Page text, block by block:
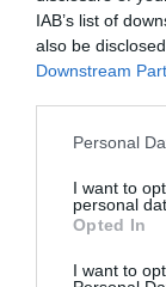
IAB’s list of
also be
Downstream
Personal
I want to
personal
Opted In
I want to
cómo las
neutralizarla
Servicios
hace falta
los riesgos
cívico
nueva
tienen que